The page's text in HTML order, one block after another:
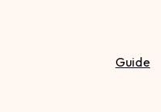
Guide